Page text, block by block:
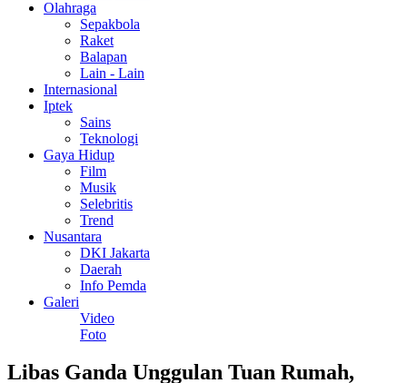
Olahraga
Sepakbola
Raket
Balapan
Lain - Lain
Internasional
Iptek
Sains
Teknologi
Gaya Hidup
Film
Musik
Selebritis
Trend
Nusantara
DKI Jakarta
Daerah
Info Pemda
Galeri
Video
Foto
Libas Ganda Unggulan Tuan Rumah,